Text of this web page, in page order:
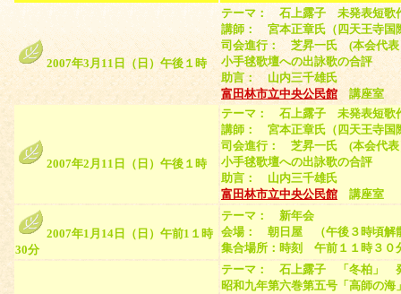
2007年3月11日（日）午後１時
テーマ： 石上露子 未発表短歌
講師： 宮本正章氏（四天王寺国
司会進行： 芝昇一氏 (本会代表
小手毬歌壇への出詠歌の合評
助言： 山内三千雄氏
富田林市立中央公民館講座室 （
2007年2月11日（日）午後１時
テーマ： 石上露子 未発表短歌
講師： 宮本正章氏（四天王寺国
司会進行： 芝昇一氏 (本会代表
小手毬歌壇への出詠歌の合評
助言： 山内三千雄氏
富田林市立中央公民館 講座室 （
2007年1月14日（日）午前1１時
30分
テーマ： 新年会
会場： 朝日屋 （午後３時頃解
集合場所：時刻 午前１１時３
テーマ： 石上露子 「冬柏」
昭和九年第六巻第五号「高師